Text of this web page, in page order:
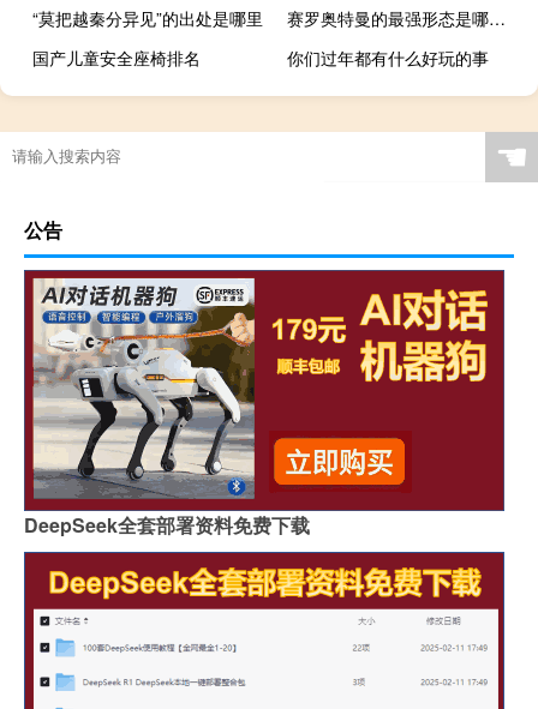
“莫把越秦分异见”的出处是哪里
赛罗奥特曼的最强形态是哪一集 赛罗是最强奥特曼吗
国产儿童安全座椅排名
你们过年都有什么好玩的事
☚
公告
DeepSeek全套部署资料免费下载